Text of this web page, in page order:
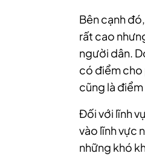
Bên cạnh
rất cao
người dân.
có điểm cho
cũng là
Đối với lĩnh
vào lĩnh vực
những khó